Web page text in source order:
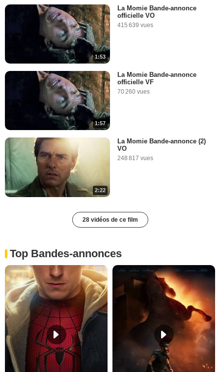
1:53
La Momie Bande-annonce
officielle VO
415 639 vues
1:57
La Momie Bande-annonce
officielle VF
70 260 vues
2:22
La Momie Bande-annonce (2)
VO
248 817 vues
28 vidéos de ce film
Top Bandes-annonces